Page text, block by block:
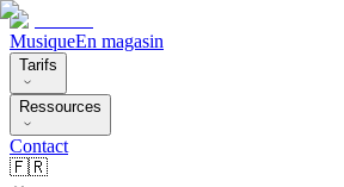
MusiqueEn magasin
Tarifs
Ressources
Contact
🇫🇷